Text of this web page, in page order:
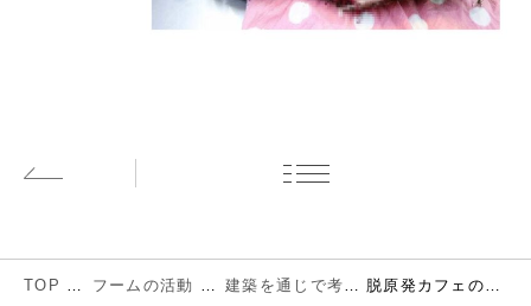
TOP フームの活動 建築を通じで考える環境とエネルギー 脱原発カフェのお知らせ